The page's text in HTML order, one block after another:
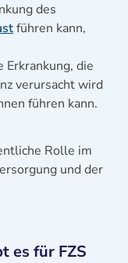
des
führen kann,
Erkrankung, die
verursacht wird
führen kann.
Rolle im
und der
es für FZS